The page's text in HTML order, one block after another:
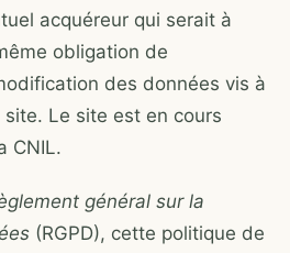
acquéreur qui serait à
obligation de
des données vis à
site. Le site est en cours
CNIL.
général sur la
(RGPD), cette politique de